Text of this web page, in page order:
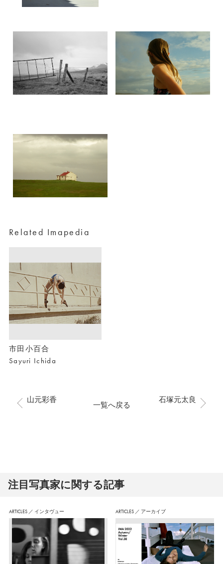
Related Imapedia
市田小百合
Sayuri Ichida
山元彩香 石塚元太良
一覧へ戻る
注⽬写真家に関する記事
ARTICLES ／ インタヴュー ARTICLES ／ アーカイブ